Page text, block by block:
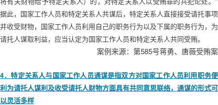
将有关财物给予特定关系人）的，对特定关系人以受贿罪的共犯论处。”
据此，国家工作人员和特定关系人共谋后，特定关系人直接接受请托事项
并收受财物，国家工作人员利用自己的职务行为以及下属的职务行为，为
请托人谋取利益，应当认定为国家工作人员和特定关系人共同受贿。
案例来源：第585号蒋勇、唐薇受贿案
4．特定关系人与国家工作人员通谋是指双方对国家工作人员利用职务便
利为请托人谋利及收受请托人财物方面具有共同意思联络，通谋的形式可
以灵活多样